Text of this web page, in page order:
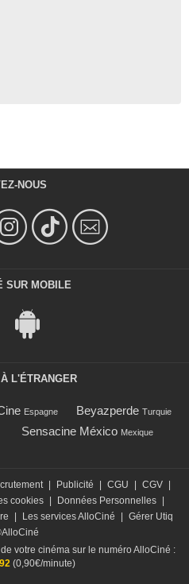
NOUS
SUR MOBILE
L'ÉTRANGER
Espagne Beyazperde Turquie
Sensacine México Mexique
| Publicité | CGU | CGV |
cookies | Données Personnelles |
| Les services AlloCiné | Gérer Utiq
votre cinéma sur le numéro AlloCiné :
(0,90€/minute)